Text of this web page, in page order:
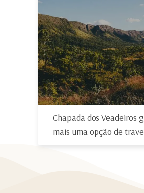
Chapada dos Veadeiros
mais uma opção de